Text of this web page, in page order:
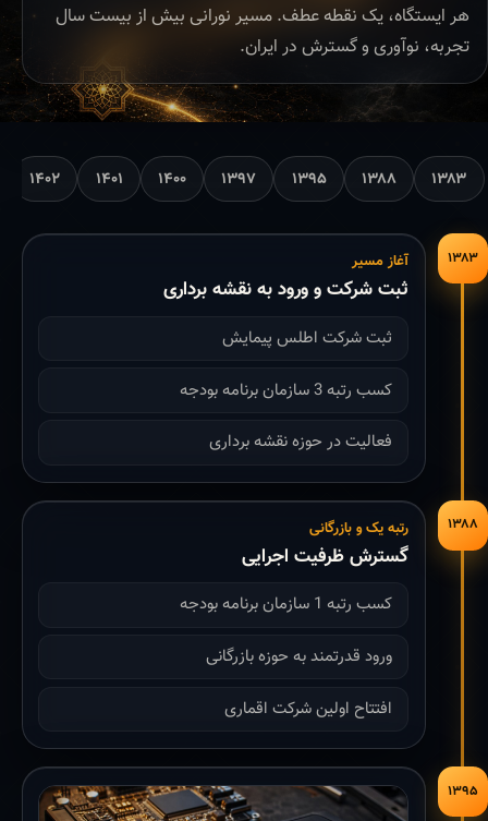
هر ایستگاه، یک نقطه عطف. مسیر نورانی بیش از بیست سال
تجربه، نوآوری و گسترش در ایران.
۱۳۸۳ ۱۳۸۸ ۱۳۹۵ ۱۳۹۷ ۱۴۰۰ ۱۴۰۱ ۱۴۰۲
۱۳۸۳ آغاز مسیر
ثبت شرکت و ورود به نقشه برداری
ثبت شرکت اطلس پیمایش
کسب رتبه 3 سازمان برنامه بودجه
فعالیت در حوزه نقشه برداری
۱۳۸۸ رتبه یک و بازرگانی
گسترش ظرفیت اجرایی
کسب رتبه 1 سازمان برنامه بودجه
ورود قدرتمند به حوزه بازرگانی
افتتاح اولین شرکت اقماری
۱۳۹۵